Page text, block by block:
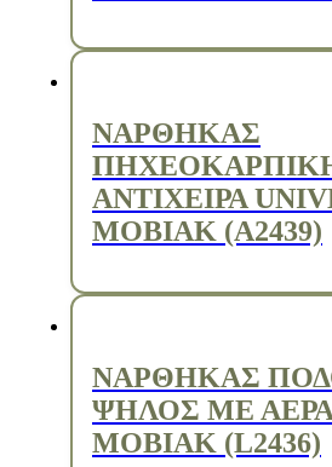
ΝΑΡΘΗΚΑΣ
ΑΝΤΙΧΕΙΡΑ
MOBIAK (A2439)
ΝΑΡΘΗΚΑΣ
ΨΗΛΟΣ ΜΕ ΑΕΡΑ
MOBIAK (L2436)